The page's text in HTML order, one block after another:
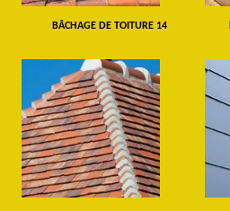
BÂCHAGE DE TOITURE 14